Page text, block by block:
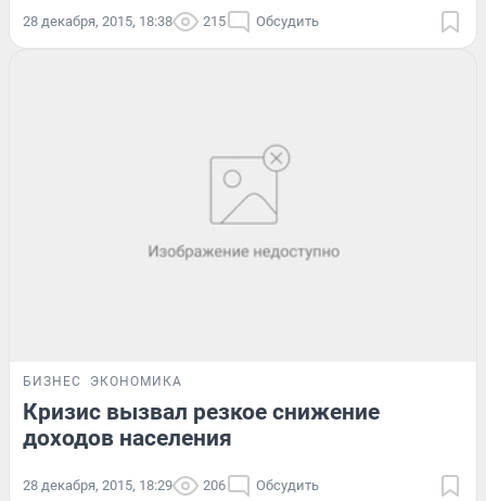
28 декабря, 2015, 18:38 215 Обсудить
БИЗНЕС ЭКОНОМИКА
Кризис вызвал резкое снижение
доходов населения
28 декабря, 2015, 18:29 206 Обсудить